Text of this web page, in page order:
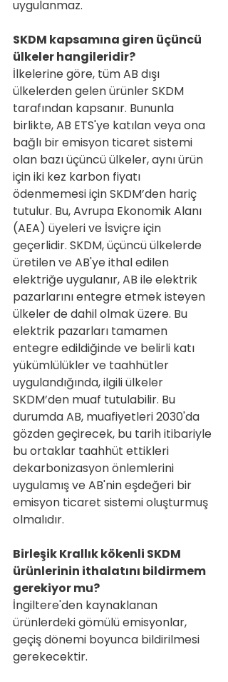
uygulanmaz.
SKDM kapsamına giren üçüncü
ülkeler hangileridir?
İlkelerine göre, tüm AB dışı
ülkelerden gelen ürünler SKDM
tarafından kapsanır. Bununla
birlikte, AB ETS'ye katılan veya ona
bağlı bir emisyon ticaret sistemi
olan bazı üçüncü ülkeler, aynı ürün
için iki kez karbon fiyatı
ödenmemesi için SKDM’den hariç
tutulur. Bu, Avrupa Ekonomik Alanı
(AEA) üyeleri ve İsviçre için
geçerlidir. SKDM, üçüncü ülkelerde
üretilen ve AB'ye ithal edilen
elektriğe uygulanır, AB ile elektrik
pazarlarını entegre etmek isteyen
ülkeler de dahil olmak üzere. Bu
elektrik pazarları tamamen
entegre edildiğinde ve belirli katı
yükümlülükler ve taahhütler
uygulandığında, ilgili ülkeler
SKDM’den muaf tutulabilir. Bu
durumda AB, muafiyetleri 2030'da
gözden geçirecek, bu tarih itibariyle
bu ortaklar taahhüt ettikleri
dekarbonizasyon önlemlerini
uygulamış ve AB'nin eşdeğeri bir
emisyon ticaret sistemi oluşturmuş
olmalıdır.
Birleşik Krallık kökenli SKDM
ürünlerinin ithalatını bildirmem
gerekiyor mu?
İngiltere'den kaynaklanan
ürünlerdeki gömülü emisyonlar,
geçiş dönemi boyunca bildirilmesi
gerekecektir.